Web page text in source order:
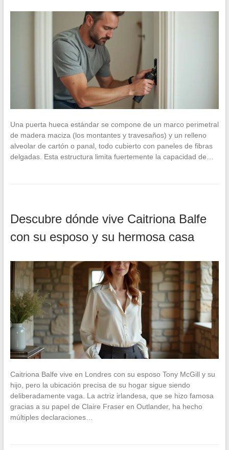
Una puerta hueca estándar se compone de un marco perimetral
de madera maciza (los montantes y travesaños) y un relleno
alveolar de cartón o panal, todo cubierto con paneles de fibras
delgadas. Esta estructura limita fuertemente la capacidad de…
Descubre dónde vive Caitriona Balfe
con su esposo y su hermosa casa
Caitriona Balfe vive en Londres con su esposo Tony McGill y su
hijo, pero la ubicación precisa de su hogar sigue siendo
deliberadamente vaga. La actriz irlandesa, que se hizo famosa
gracias a su papel de Claire Fraser en Outlander, ha hecho
múltiples declaraciones…